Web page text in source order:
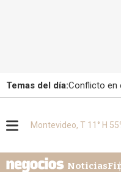
Temas del día:Conflicto en
u
Montevideo, T 11° H
Noticias